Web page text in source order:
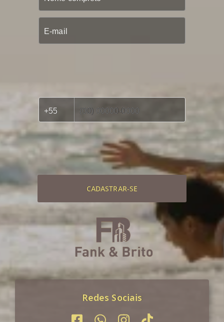
CADASTRAR-SE
Redes Sociais